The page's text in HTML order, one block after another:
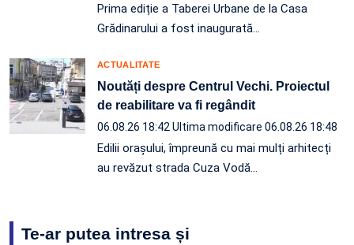
Prima ediție a Taberei Urbane de la Casa
Grădinarului a fost inaugurată…
ACTUALITATE
Noutăți despre Centrul Vechi. Proiectul
de reabilitare va fi regândit
06.08.26 18:42 Ultima modificare 06.08.26 18:48
Edilii orașului, împreună cu mai mulți arhitecți
au revăzut strada Cuza Vodă…
Te-ar putea intresa și